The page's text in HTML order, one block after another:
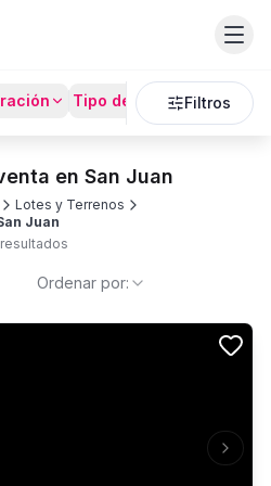
Tipo de Propiedad
Filtros
en San Juan
Lotes y Terrenos
Juan
resultados
Ordenar por:
Next